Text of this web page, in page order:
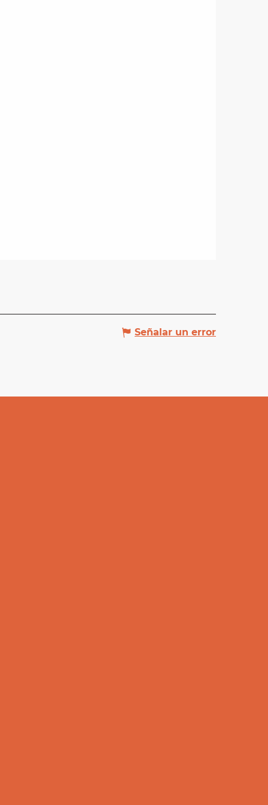
Señalar un error